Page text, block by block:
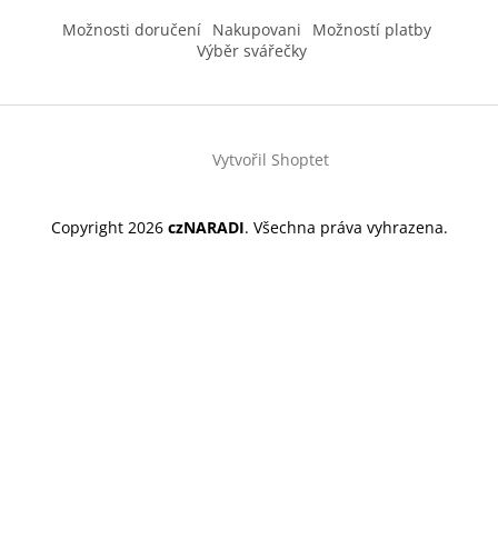
Možnosti doručení Nakupovani
Možností platby
Výběr svářečky
Vytvořil Shoptet
Copyright 2026 czNARADI. Všechna práva vyhrazena.